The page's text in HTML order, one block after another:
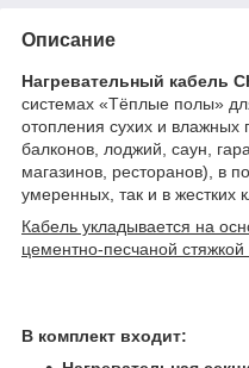
Описание
Нагревательный кабель
системах «Тёплые полы»
отопления сухих и влажных
балконов, лоджий, саун,
магазинов, ресторанов), в
умеренных, так и в жестких
Кабель укладывается на
цементно-песчаной
В комплект входит: